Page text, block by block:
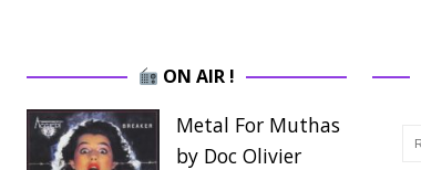
ON AIR !
Metal For Muthas
by Doc Olivier